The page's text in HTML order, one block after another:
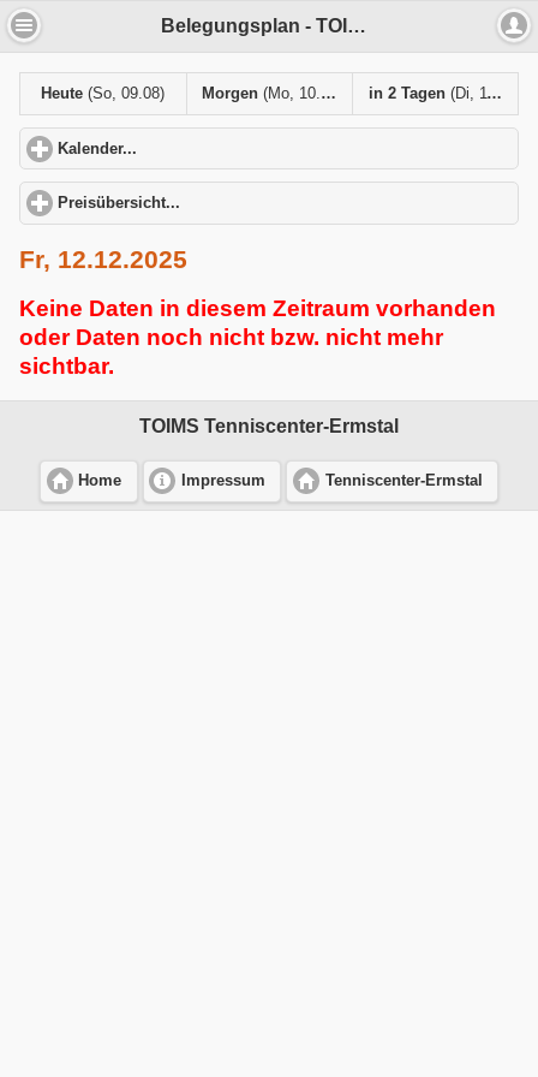
Belegungsplan - TOIMS Tenniscenter-Ermstal
Heute(So, 09.08) Morgen(Mo, 10.08) in 2 Tagen (Di, 11.08)
Kalender...
Preisübersicht...
Fr, 12.12.2025
Keine Daten in diesem Zeitraum vorhanden
oder Daten noch nicht bzw. nicht mehr
sichtbar.
TOIMS Tenniscenter-Ermstal
Home Impressum Tenniscenter-Ermstal